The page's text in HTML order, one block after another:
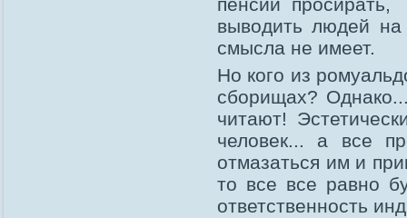
выводить людей
смысла не имеет.
Но кого из
сборищах?
читают!
человек... а все
отмазаться им и
то все все равно
ответственность